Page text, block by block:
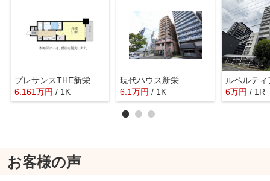
プレサンスTHE新栄
6.161万円 / 1K
現代ハウス新栄
6.1万円 / 1K
ルペルティ
6万円 / 1R
お客様の声